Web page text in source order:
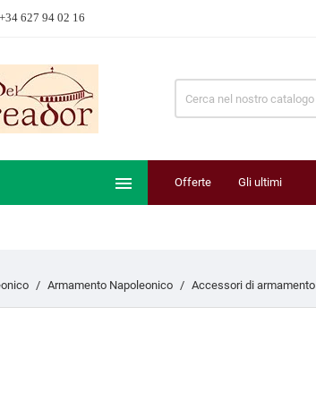
627 94 02 16
 Offerte Gli ultimi
Armamento Napoleonico Accessori di armamento